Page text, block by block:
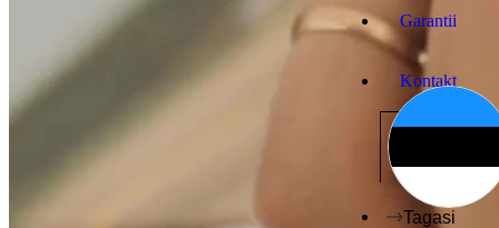
Garantii
Kontakt
Tagasi